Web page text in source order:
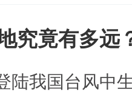
究竟有多远
陆我国台风中